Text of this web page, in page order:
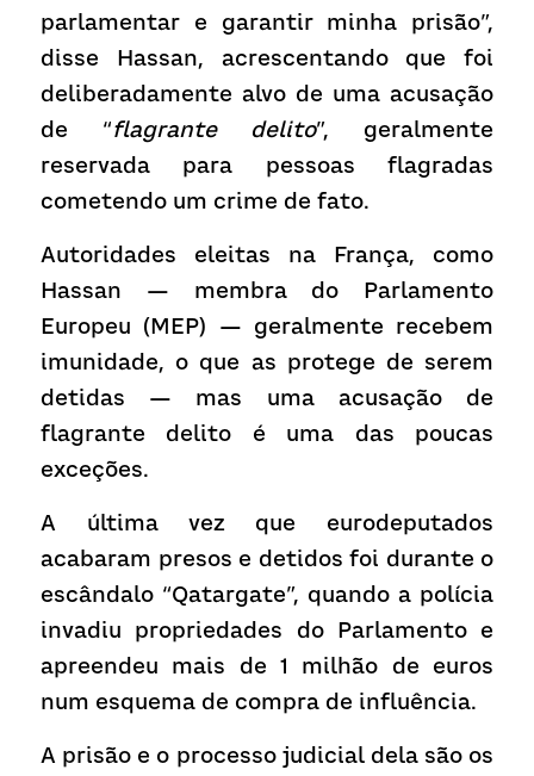
parlamentar e garantir minha prisão”,
disse Hassan, acrescentando que foi
deliberadamente alvo de uma acusação
de “flagrante delito”, geralmente
reservada para pessoas flagradas
cometendo um crime de fato.
Autoridades eleitas na França, como
Hassan — membra do Parlamento
Europeu (MEP) — ​​geralmente recebem
imunidade, o que as protege de serem
detidas — mas uma acusação de
flagrante delito é uma das poucas
exceções.
A última vez que eurodeputados
acabaram presos e detidos foi durante o
escândalo “Qatargate”, quando a polícia
invadiu propriedades do Parlamento e
apreendeu mais de 1 milhão de euros
num esquema de compra de influência.
A prisão e o processo judicial dela são os